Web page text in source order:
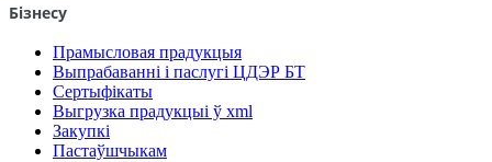
Бізнесу
Прамысловая прадукцыя
Выпрабаванні і паслугі ЦДЭР БТ
Сертыфікаты
Выгрузка прадукцыі ў xml
Закупкі
Пастаўшчыкам